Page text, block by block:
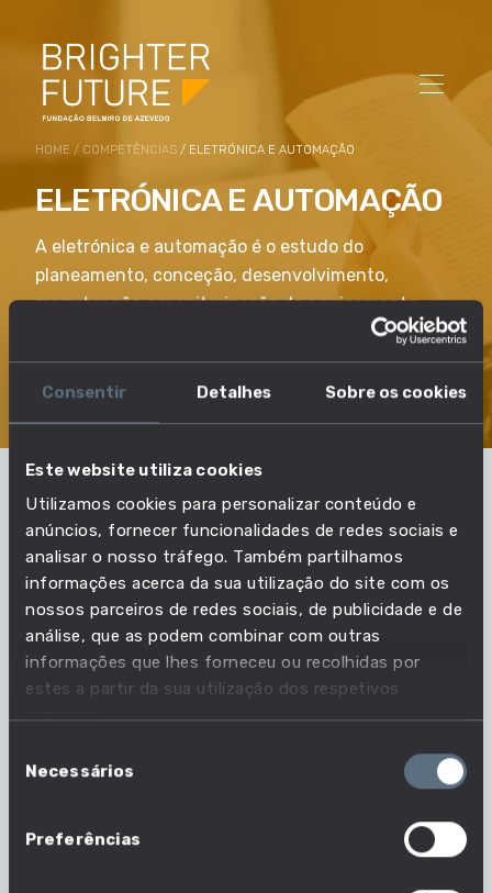
Consentir Detalhes Sobre os cookies
Este website utiliza cookies
Utilizamos cookies para personalizar conteúdo e
anúncios, fornecer funcionalidades de redes sociais e
analisar o nosso tráfego. Também partilhamos
informações acerca da sua utilização do site com os
nossos parceiros de redes sociais, de publicidade e de
análise, que as podem combinar com outras
informações que lhes forneceu ou recolhidas por
estes a partir da sua utilização dos respetivos
serviços.
deNecessários
Preferências
HOME / COMPETÊNCIAS / ELETRÓNICA E AUTOMAÇÃO
ELETRÓNICA E AUTOMAÇÃO
A eletrónica e automação é o estudo do
planeamento, conceção, desenvolvimento,
manutenção e monitorização de equipamento
eletrónico, maquinaria e sistemas. Inclui a
conceção de computadores e equipamento para
comunicação.
Em que profissões esta
competência é essencial?
Acompanha as necessidades do mercado de
trabalho e descobre quais as profissões em que
esta competência é essencial.